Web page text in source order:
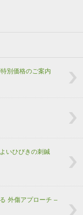
別価格のご案内
よいひびきの刺鍼
外傷アプローチ –